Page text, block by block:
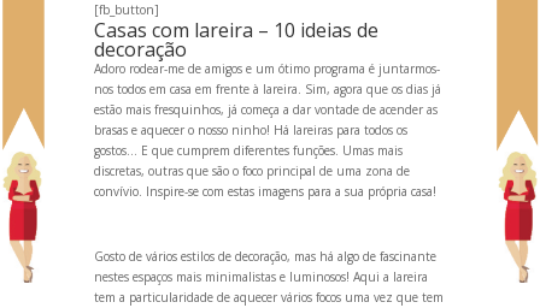
[fb_button]
Casas com lareira – 10 ideias de
decoração
Adoro rodear-me de amigos e um ótimo programa é juntarmos-
nos todos em casa em frente à lareira. Sim, agora que os dias já
estão mais fresquinhos, já começa a dar vontade de acender as
brasas e aquecer o nosso ninho! Há lareiras para todos os
gostos… E que cumprem diferentes funções. Umas mais
discretas, outras que são o foco principal de uma zona de
convívio. Inspire-se com estas imagens para a sua própria casa!
Gosto de vários estilos de decoração, mas há algo de fascinante
nestes espaços mais minimalistas e luminosos! Aqui a lareira
tem a particularidade de aquecer vários focos uma vez que tem